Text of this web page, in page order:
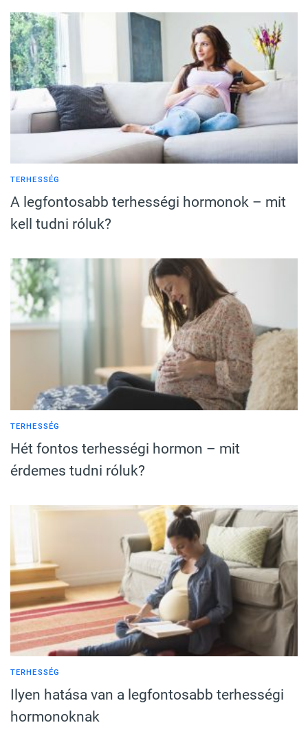
TERHESSÉG
A legfontosabb terhességi hormonok – mit
kell tudni róluk?
TERHESSÉG
Hét fontos terhességi hormon – mit
érdemes tudni róluk?
TERHESSÉG
Ilyen hatása van a legfontosabb terhességi
hormonoknak